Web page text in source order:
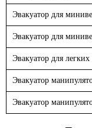
Эвакуатор для
Эвакуатор для
Эвакуатор для легких
Эвакуатор
Эвакуатор